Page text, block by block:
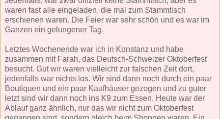
waren fast alle eingeladen, die mal zum Stammtisch
erschienen waren. Die Feier war sehr schön und es war im
Ganzen ein gelungener Tag.
Letztes Wochenende war ich in Konstanz und habe
zusammen mit Farah, das Deutsch-Schweizer Oktoberfest
besucht. Gut wir waren vielleicht zur falschen Zeit dort,
jedenfalls war nichts los. Wir sind dann noch durch ein paar
Boutiquen und ein paar Kaufhäuser gezogen und zu guter
letzt sind wir dann noch ins K9 zum Essen. Heute war der
Ablauf ganz ähnlich, nur das wir nicht zum Oktoberfest